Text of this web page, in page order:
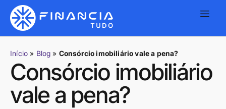
Início » Blog » Consórcio imobiliário vale a pena?
Consórcio imobiliário
vale a pena?